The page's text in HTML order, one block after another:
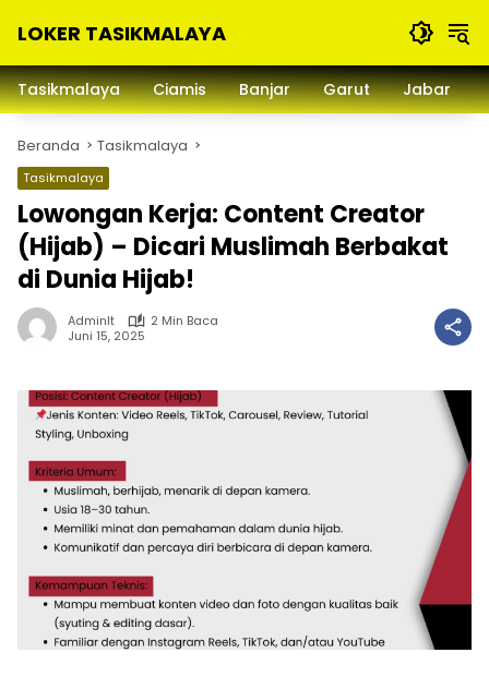
LOKER TASIKMALAYA
Lowongan
Kerja
dan
Sekitarna
Tasikmalaya Ciamis Banjar Garut Jabar
Beranda Tasikmalaya
Tasikmalaya
Lowongan Kerja: Content Creator
(Hijab) – Dicari Muslimah Berbakat
di Dunia Hijab!
Adminlt
2 Min Baca
Juni 15, 2025